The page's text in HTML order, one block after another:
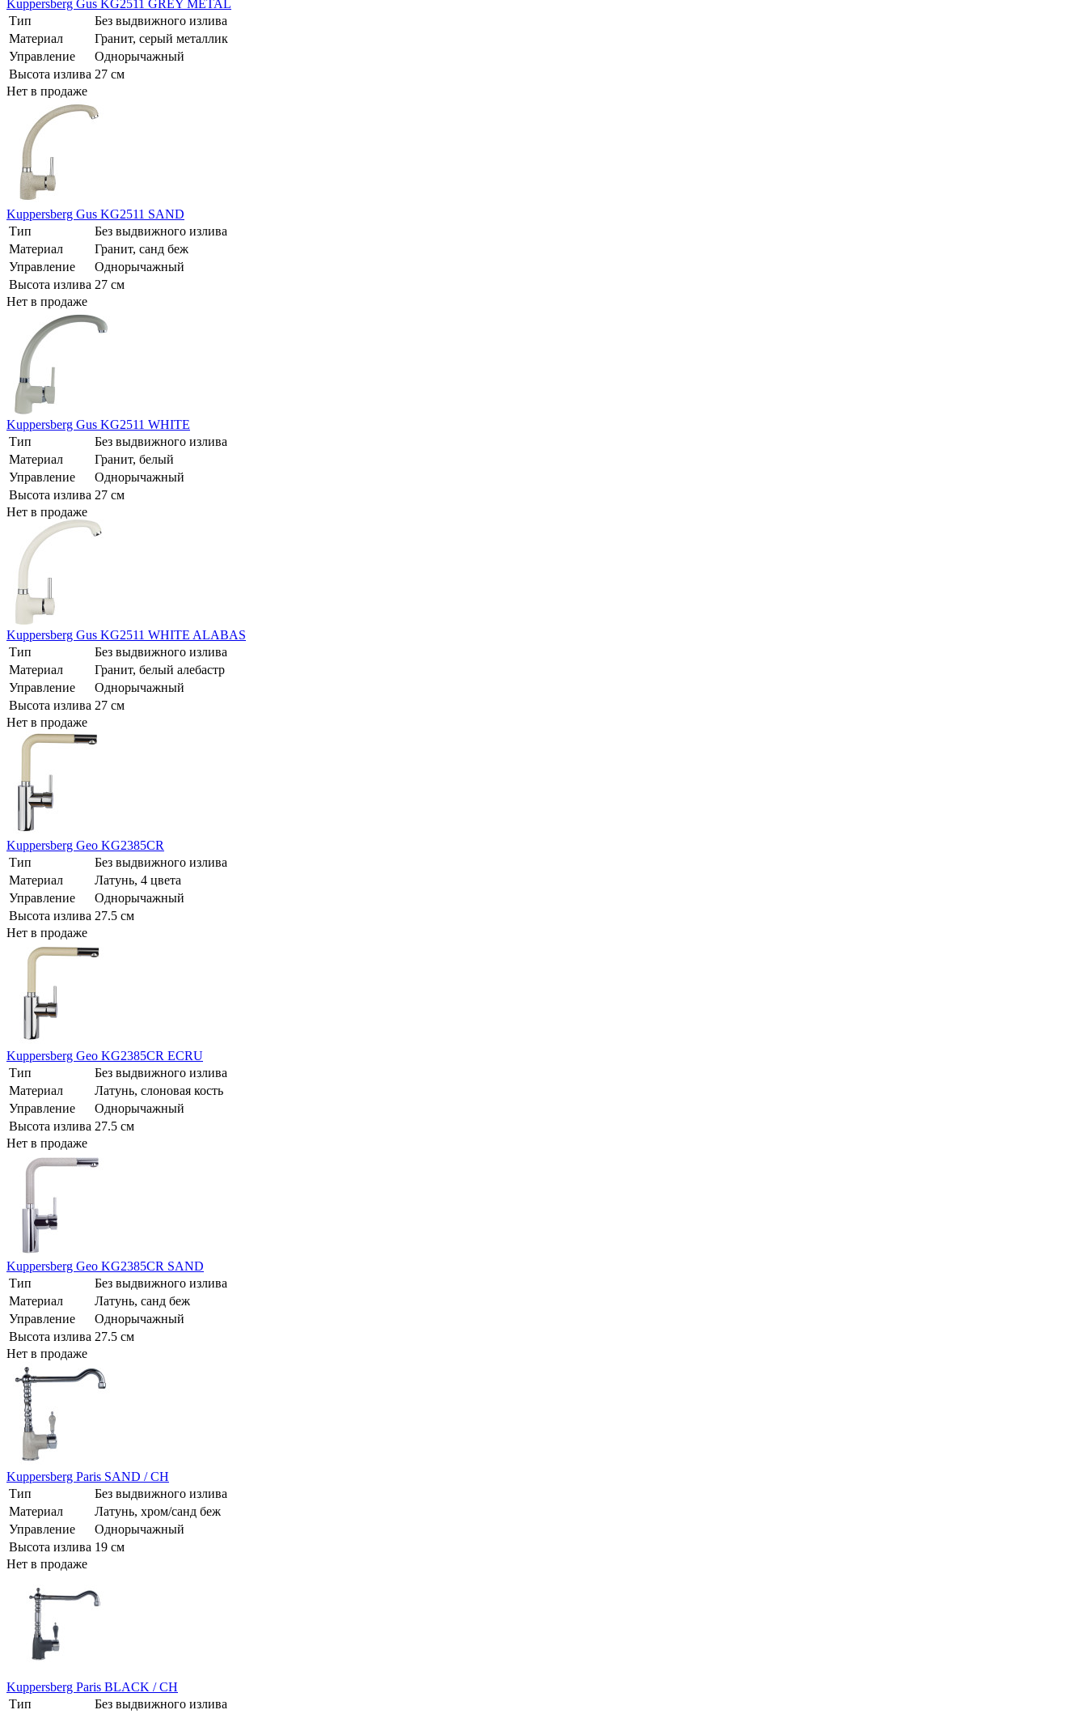
Kuppersberg Gus KG2511 GREY METAL
Тип
Без выдвижного излива
Материал
Гранит, серый металлик
Управление
Однорычажный
Высота излива 27 см
Нет в продаже
Kuppersberg Gus KG2511 SAND
Тип
Без выдвижного излива
Материал
Гранит, санд беж
Управление
Однорычажный
Высота излива 27 см
Нет в продаже
Kuppersberg Gus KG2511 WHITE
Тип
Без выдвижного излива
Материал
Гранит, белый
Управление
Однорычажный
Высота излива 27 см
Нет в продаже
Kuppersberg Gus KG2511 WHITE ALABAS
Тип
Без выдвижного излива
Материал
Гранит, белый алебастр
Управление
Однорычажный
Высота излива 27 см
Нет в продаже
Kuppersberg Geo KG2385CR
Тип
Без выдвижного излива
Материал
Латунь, 4 цвета
Управление
Однорычажный
Высота излива 27.5 см
Нет в продаже
Kuppersberg Geo KG2385CR ECRU
Тип
Без выдвижного излива
Материал
Латунь, слоновая кость
Управление
Однорычажный
Высота излива 27.5 см
Нет в продаже
Kuppersberg Geo KG2385CR SAND
Тип
Без выдвижного излива
Материал
Латунь, санд беж
Управление
Однорычажный
Высота излива 27.5 см
Нет в продаже
Kuppersberg Paris SAND / CH
Тип
Без выдвижного излива
Материал
Латунь, хром/санд беж
Управление
Однорычажный
Высота излива 19 см
Нет в продаже
Kuppersberg Paris BLACK / CH
Тип
Без выдвижного излива